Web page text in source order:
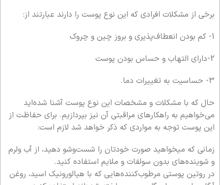
برخی از مشکلات افرادی که این نوع پوست را دارند عبارتند از:
1- کم بودن انعطاف‌پذیری و بروز چین و چروک
2-دارای التهاب و حساس بودن پوست
3- حساسیت به تغییرات دما.
حال که با مشکلات و مشخصات این نوع پوست آشنا شده‌اید
می‌خواهیم به راهکارهای مراقبتی آن نیز بپردازیم. برای حفاظت از
این پوست توجه به مواردی که ذکر خواهد شد لازم است:
زمانی که میخواهید صورت خودتان را شست‌وشو دهید، از آب ولرم
و شوینده‌های بدون سولفات و ملایم استفاده کنید.
در روتین پوستی مرطوب‌کننده‌هایی که با هیالورونیک اسید، روغن